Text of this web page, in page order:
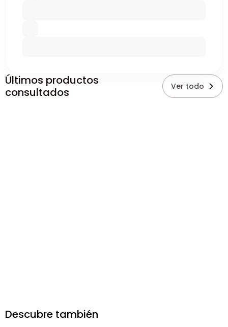
Últimos productos
consultados
Ver todo
Descubre también